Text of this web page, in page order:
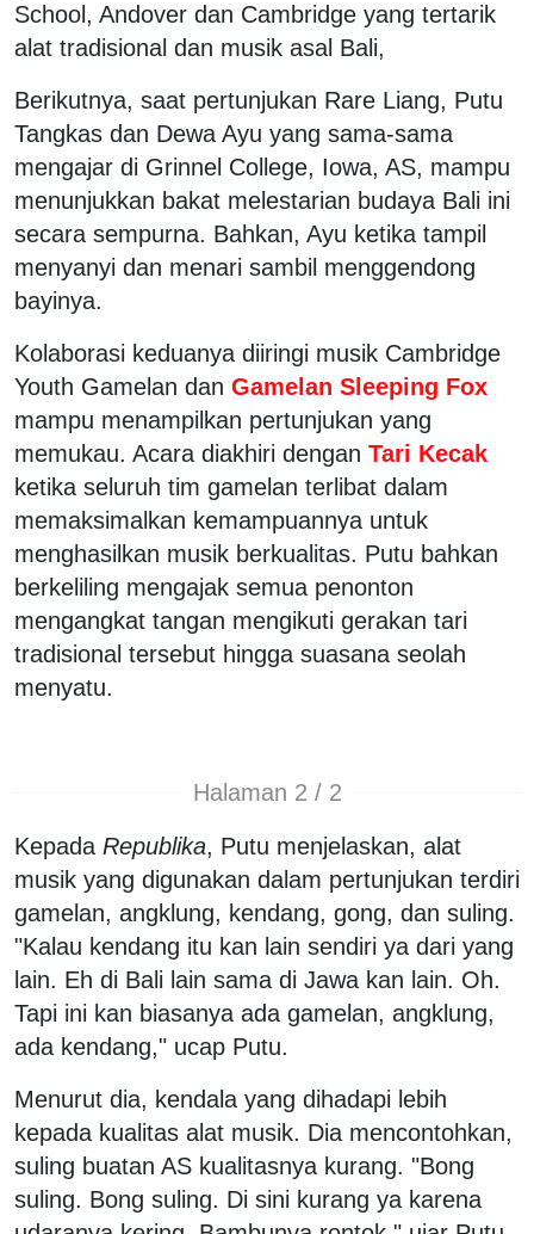
School, Andover dan Cambridge yang tertarik
alat tradisional dan musik asal Bali,
Berikutnya, saat pertunjukan Rare Liang, Putu
Tangkas dan Dewa Ayu yang sama-sama
mengajar di Grinnel College, Iowa, AS, mampu
menunjukkan bakat melestarian budaya Bali ini
secara sempurna. Bahkan, Ayu ketika tampil
menyanyi dan menari sambil menggendong
bayinya.
Kolaborasi keduanya diiringi musik Cambridge
Youth Gamelan dan Gamelan Sleeping Fox
mampu menampilkan pertunjukan yang
memukau. Acara diakhiri dengan Tari Kecak
ketika seluruh tim gamelan terlibat dalam
memaksimalkan kemampuannya untuk
menghasilkan musik berkualitas. Putu bahkan
berkeliling mengajak semua penonton
mengangkat tangan mengikuti gerakan tari
tradisional tersebut hingga suasana seolah
menyatu.
Halaman 2 / 2
Kepada Republika, Putu menjelaskan, alat
musik yang digunakan dalam pertunjukan terdiri
gamelan, angklung, kendang, gong, dan suling.
"Kalau kendang itu kan lain sendiri ya dari yang
lain. Eh di Bali lain sama di Jawa kan lain. Oh.
Tapi ini kan biasanya ada gamelan, angklung,
ada kendang," ucap Putu.
Menurut dia, kendala yang dihadapi lebih
kepada kualitas alat musik. Dia mencontohkan,
suling buatan AS kualitasnya kurang. "Bong
suling. Bong suling. Di sini kurang ya karena